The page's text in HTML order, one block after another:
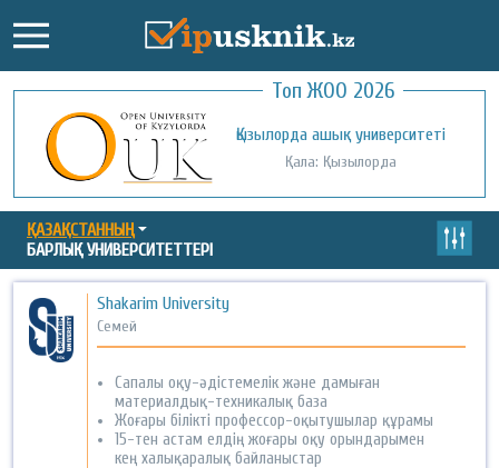
Топ ЖОО 2026
Қызылорда ашық университеті
Қала: Қызылорда
Қожа Ахмет Ясауи атындағы Халықаралық
қазақ-түрік университеті
Қала: Түркістан
ҚАЗАҚСТАННЫҢ
БАРЛЫҚ УНИВЕРСИТЕТТЕРІ
Shakarim University
Семей
Сапалы оқу-әдістемелік және дамыған
материалдық-техникалық база
Жоғары білікті профессор-оқытушылар құрамы
15-тен астам елдің жоғары оқу орындарымен
кең халықаралық байланыстар